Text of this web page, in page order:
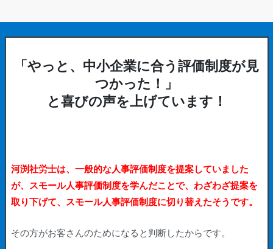
「やっと、中小企業に合う評価制度が見
つかった！」
と喜びの声を上げています！
河渕社労士は、一般的な人事評価制度を提案していました
が、スモール人事評価制度を学んだことで、わざわざ提案を
取り下げて、スモール人事評価制度に切り替えたそうです。
その方がお客さんのためになると判断したからです。